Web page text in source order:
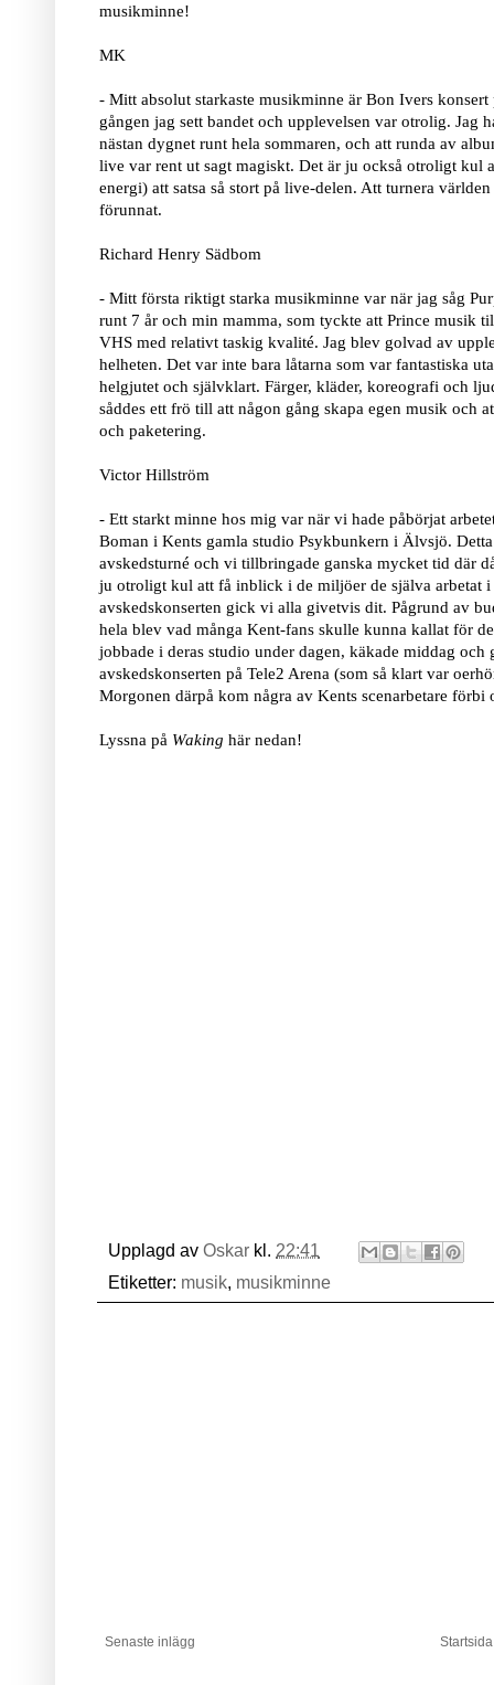
musikminne!
MK
- Mitt absolut starkaste musikminne är Bon Ivers
gången jag sett bandet och upplevelsen var otrolig. Jag
nästan dygnet runt hela sommaren, och att runda av
live var rent ut sagt magiskt. Det är ju också otroligt kul
energi) att satsa så stort på live-delen. Att turnera
förunnat.
Richard Henry Sädbom
- Mitt första riktigt starka musikminne var när jag såg
runt 7 år och min mamma, som tyckte att Prince musik
VHS med relativt taskig kvalité. Jag blev golvad av
helheten. Det var inte bara låtarna som var fantastiska
helgjutet och självklart. Färger, kläder, koreografi och
såddes ett frö till att någon gång skapa egen musik och
och paketering.
Victor Hillström
- Ett starkt minne hos mig var när vi hade påbörjat
Boman i Kents gamla studio Psykbunkern i Älvsjö.
avskedsturné och vi tillbringade ganska mycket tid där
ju otroligt kul att få inblick i de miljöer de själva arbetat i
avskedskonserten gick vi alla givetvis dit. Pågrund av
hela blev vad många Kent-fans skulle kunna kallat för
jobbade i deras studio under dagen, käkade middag och
avskedskonserten på Tele2 Arena (som så klart var
Morgonen därpå kom några av Kents scenarbetare
Lyssna på Waking här nedan!
Upplagd av Oskar kl. 22:41
Etiketter: musik, musikminne
Senaste inlägg Startsida